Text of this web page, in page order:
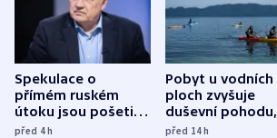
Spekulace o
přímém ruském
útoku jsou pošetilé,
míní estonský
před 4h
Pobyt u vodních
ploch zvyšuje
duševní pohodu,
ukázala
před 14h